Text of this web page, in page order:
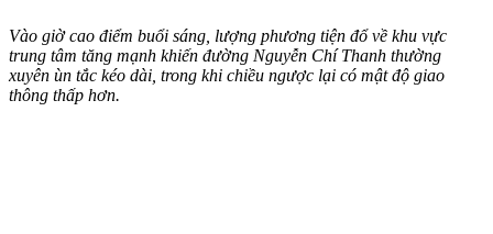
Vào giờ cao điểm buổi sáng, lượng phương tiện đổ về khu vực
trung tâm tăng mạnh khiến đường Nguyễn Chí Thanh thường
xuyên ùn tắc kéo dài, trong khi chiều ngược lại có mật độ giao
thông thấp hơn.